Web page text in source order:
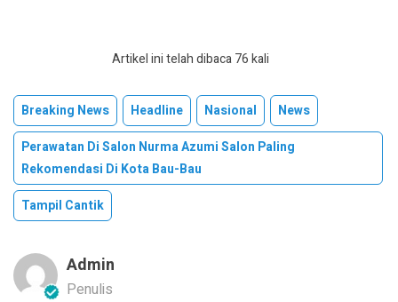
Artikel ini telah dibaca 76 kali
Breaking News Headline Nasional
News
Perawatan Di Salon Nurma Azumi Salon Paling
Rekomendasi Di Kota Bau-Bau
Tampil Cantik
Admin
Penulis